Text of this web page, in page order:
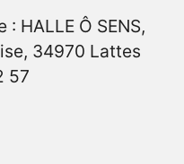
HALLE Ô SENS,
34970 Lattes
57